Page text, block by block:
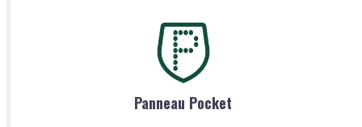
Panneau Pocket